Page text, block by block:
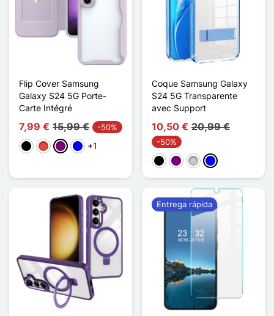
Flip Cover Samsung
Galaxy S24 5G Porte-
Carte Intégré
7,99 € 15,99 € -50%
NegroRojoPúrpura
Azul+1
Coque Samsung Galaxy
S24 5G Transparente
avec Support
10,50 € 20,99 €
-50%
NegroPúrpuraTransparente
Azul
Entrega rápida